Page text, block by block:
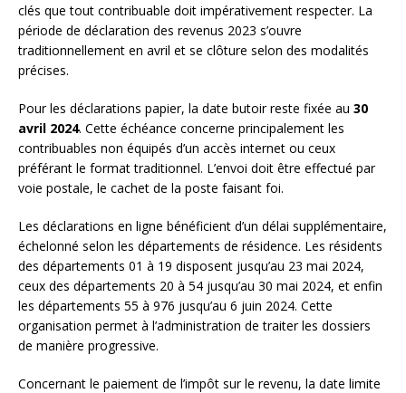
clés que tout contribuable doit impérativement respecter. La
période de déclaration des revenus 2023 s’ouvre
traditionnellement en avril et se clôture selon des modalités
précises.
Pour les déclarations papier, la date butoir reste fixée au 30
avril 2024. Cette échéance concerne principalement les
contribuables non équipés d’un accès internet ou ceux
préférant le format traditionnel. L’envoi doit être effectué par
voie postale, le cachet de la poste faisant foi.
Les déclarations en ligne bénéficient d’un délai supplémentaire,
échelonné selon les départements de résidence. Les résidents
des départements 01 à 19 disposent jusqu’au 23 mai 2024,
ceux des départements 20 à 54 jusqu’au 30 mai 2024, et enfin
les départements 55 à 976 jusqu’au 6 juin 2024. Cette
organisation permet à l’administration de traiter les dossiers
de manière progressive.
Concernant le paiement de l’impôt sur le revenu, la date limite